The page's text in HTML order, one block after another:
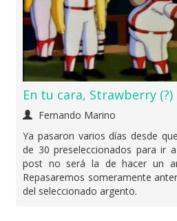
En tu cara, Strawberry (?)
Fernando Marino
Ya pasaron varios días desde
de 30 preseleccionados para ir
post no será la de hacer un
Repasaremos someramente
del seleccionado argento.